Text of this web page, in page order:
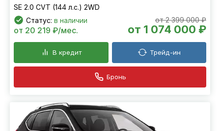
SE 2.0 CVT (144 л.с.) 2WD
Статус: в наличии от 2 399 000 ₽
от 1 074 000 ₽
от 20 219 ₽/мес.
В кредит Трейд-ин
Бронь